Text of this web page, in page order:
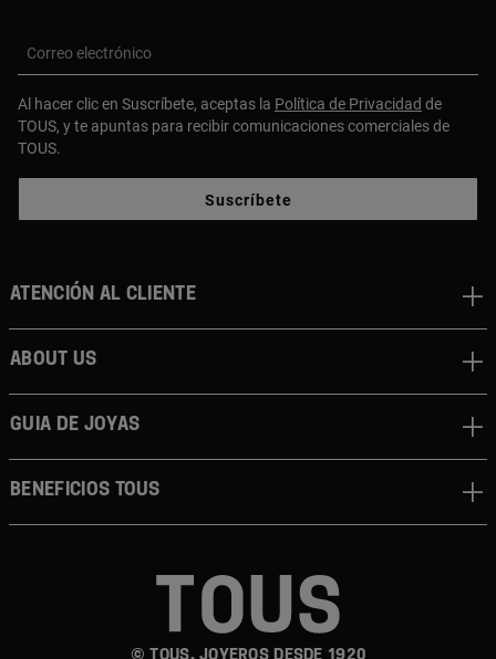
Correo electrónico
Al hacer clic en Suscríbete, aceptas la Política de Privacidad de
TOUS, y te apuntas para recibir comunicaciones comerciales de
TOUS.
Suscríbete
© TOUS, JOYEROS DESDE 1920
Atención al cliente
About us
Guia de joyas
Beneficios TOUS